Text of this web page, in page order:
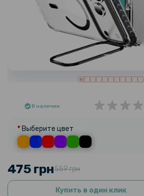
В наличии
Выберите цвет
475 грн559 грн
Купить в один клик